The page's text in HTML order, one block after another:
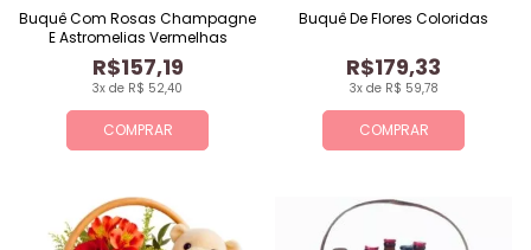
COMPRAR
3x de R$ 52,40
R$157,19
Buquê Com Rosas Champagne
E Astromelias Vermelhas
COMPRAR
3x de R$ 59,78
R$179,33
Buquê De Flores Coloridas